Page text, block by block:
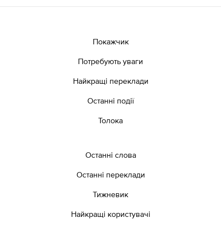
Покажчик
Потребують уваги
Найкращі переклади
Останні події
Толока
Останні слова
Останні переклади
Тижневик
Найкращі користувачі